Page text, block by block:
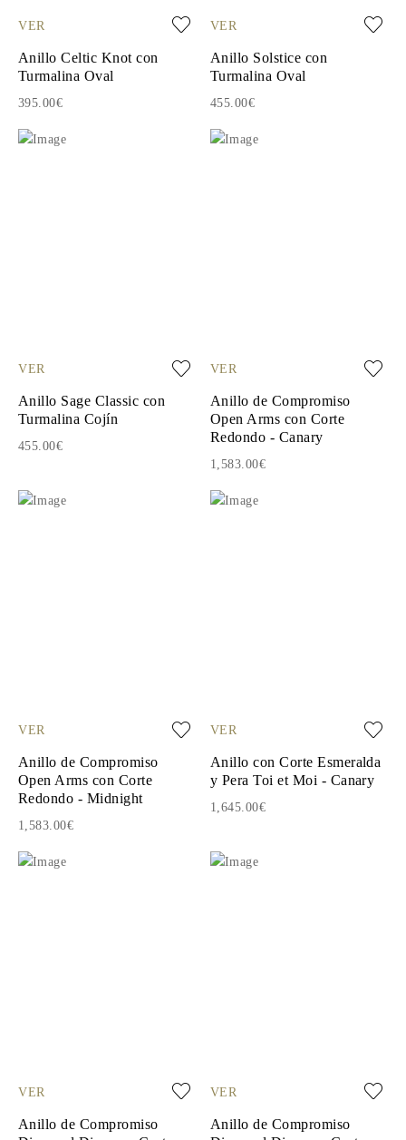
VER
Anillo Celtic Knot con
Turmalina Oval
395.00€
VER
Anillo Solstice con
Turmalina Oval
455.00€
VER
Anillo Sage Classic con
Turmalina Cojín
455.00€
VER
Anillo de Compromiso
Open Arms con Corte
Redondo - Canary
1,583.00€
VER
Anillo de Compromiso
Open Arms con Corte
Redondo - Midnight
1,583.00€
VER
Anillo con Corte Esmeralda
y Pera Toi et Moi - Canary
1,645.00€
VER
Anillo de Compromiso
VER
Anillo de Compromiso